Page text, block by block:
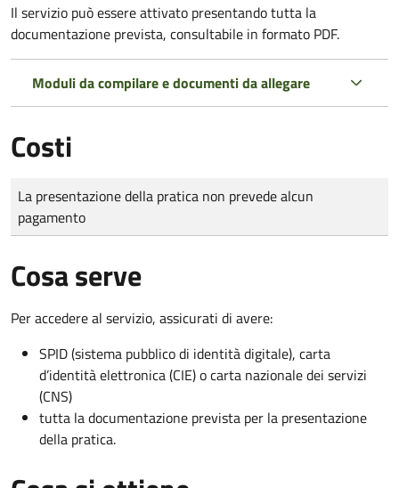
Il servizio può essere attivato presentando tutta la
documentazione prevista, consultabile in formato PDF.
Moduli da compilare e documenti da allegare
Costi
Tipo di pagamento
Importo
La presentazione della pratica non prevede alcun
pagamento
Cosa serve
Per accedere al servizio, assicurati di avere:
SPID (sistema pubblico di identità digitale), carta
d’identità elettronica (CIE) o carta nazionale dei servizi
(CNS)
tutta la documentazione prevista per la presentazione
della pratica.